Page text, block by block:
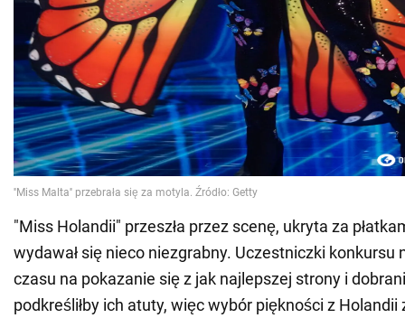
"Miss Holandii" przeszła przez scenę, ukryta za
wydawał się nieco niezgrabny. Uczestniczki konkursu
czasu na pokazanie się z jak najlepszej strony i
podkreśliłby ich atuty, więc wybór piękności z Holandii